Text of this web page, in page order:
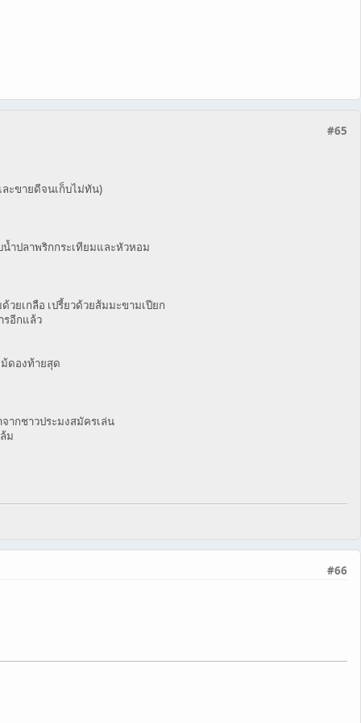
#65
ะขายดีจนเก็บไม่ทัน)
ปลาพริกกระเทียมและหัวหอม
ยเกลือ เปรี้ยวด้วยส้มมะขามเปียก
อีกแล้ว
ดองท้ายสุด
ากชาวประมงสมัครเล่น
ม
#66